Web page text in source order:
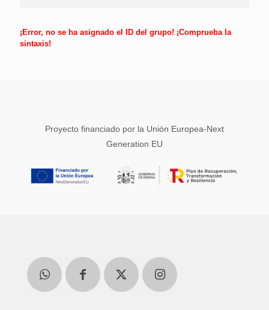
¡Error, no se ha asignado el ID del grupo! ¡Comprueba la
sintaxis!
Proyecto financiado por la Unión Europea-Next
Generation EU